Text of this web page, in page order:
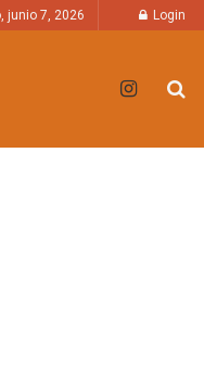
junio 7, 2026 Login